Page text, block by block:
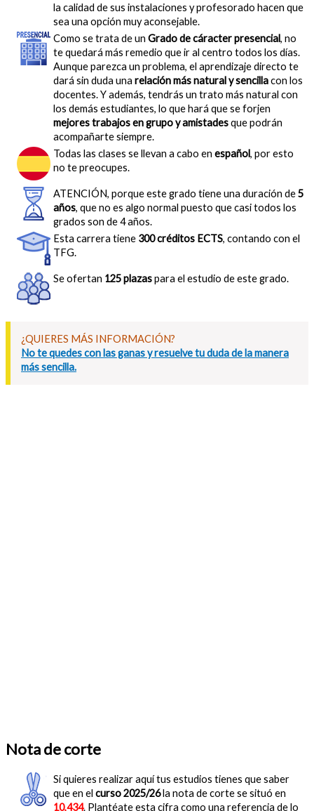
la calidad de sus instalaciones y profesorado hacen que
sea una opción muy aconsejable.
Como se trata de un Grado de cáracter presencial, no
te quedará más remedio que ir al centro todos los días.
Aunque parezca un problema, el aprendizaje directo te
dará sin duda una relación más natural y sencillacon los
docentes. Y además, tendrás un trato más natural con
los demás estudiantes, lo que hará que se forjen
mejores trabajos en grupo y amistadesque podrán
acompañarte siempre.
Todas las clases se llevan a cabo en español, por esto
no te preocupes.
ATENCIÓN, porque este grado tiene una duración de5
años, que no es algo normal puesto que casi todos los
grados son de 4 años.
Esta carrera tiene 300 créditos ECTS, contando con el
TFG.
Se ofertan 125 plazaspara el estudio de este grado.
¿QUIERES MÁS INFORMACIÓN?
No te quedes con las ganas y resuelve tu duda de la manera
más sencilla.
Nota de corte
Si quieres realizar aquí tus estudios tienes que saber
que en el curso 2025/26la nota de corte se situó en
10,434. Plantéate esta cifra como una referencia de lo